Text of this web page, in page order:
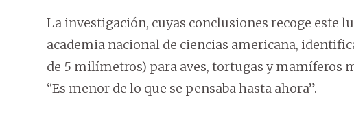
La investigación, cuyas conclusiones recoge este
academia nacional de ciencias americana,
de 5 milímetros) para aves, tortugas y mamíferos
“Es menor de lo que se pensaba hasta ahora”.